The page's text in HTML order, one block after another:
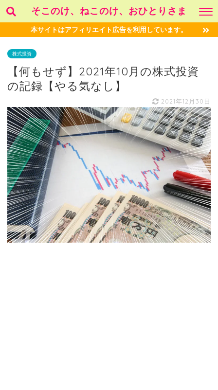
そこのけ、ねこのけ、おひとりさま
本サイトはアフィリエイト広告を利用しています。
株式投資
【何もせず】2021年10月の株式投資
の記録【やる気なし】
2021年12月30日